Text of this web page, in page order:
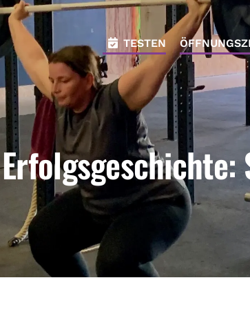
TESTEN
Erfolgsgeschichte: